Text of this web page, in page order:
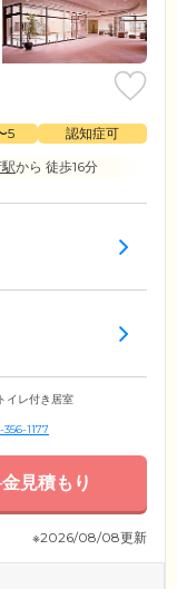
5
認知症可
から 徒歩16分
イレ付き居室
1177
見積もり
※2026/08/08更新